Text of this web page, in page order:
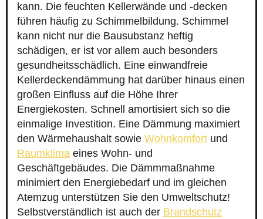
kann. Die feuchten Kellerwände und -decken
führen häufig zu Schimmelbildung. Schimmel
kann nicht nur die Bausubstanz heftig
schädigen, er ist vor allem auch besonders
gesundheitsschädlich. Eine einwandfreie
Kellerdeckendämmung hat darüber hinaus einen
großen Einfluss auf die Höhe Ihrer
Energiekosten. Schnell amortisiert sich so die
einmalige Investition. Eine Dämmung maximiert
den Wärmehaushalt sowie Wohnkomfort und
Raumklima eines Wohn- und
Geschäftgebäudes. Die Dämmmaßnahme
minimiert den Energiebedarf und im gleichen
Atemzug unterstützen Sie den Umweltschutz!
Selbstverständlich ist auch der Brandschutz